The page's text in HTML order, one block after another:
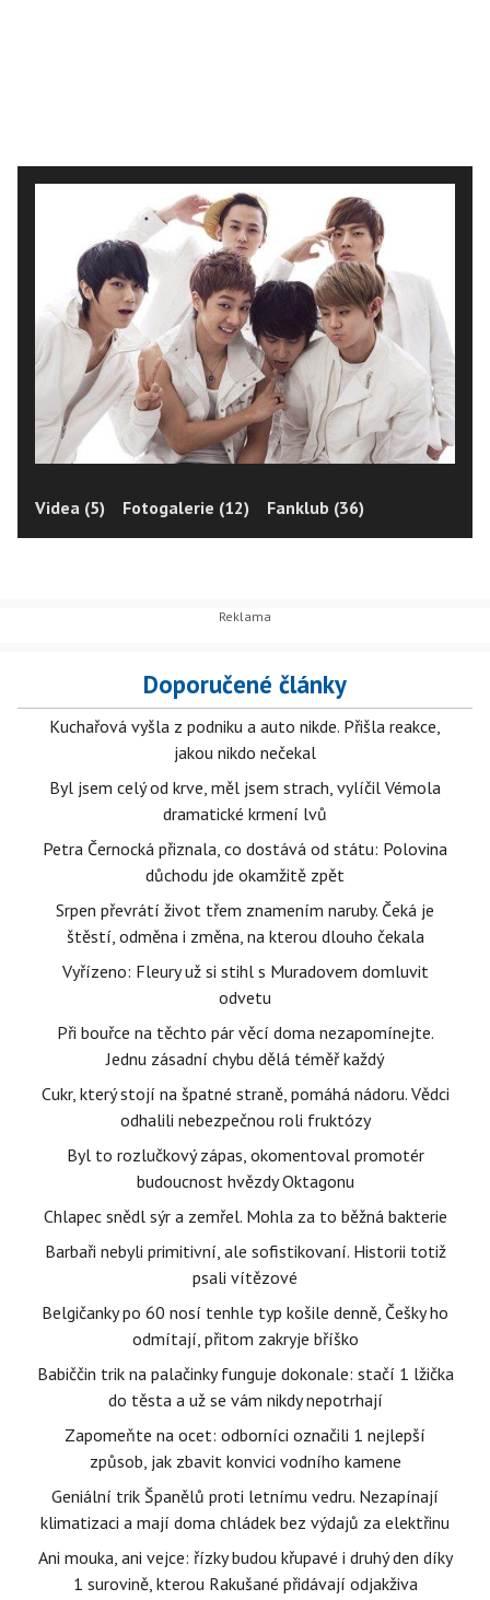
Videa (5) Fotogalerie (12) Fanklub (36)
Doporučené články
Kuchařová vyšla z podniku a auto nikde. Přišla reakce,
jakou nikdo nečekal
Byl jsem celý od krve, měl jsem strach, vylíčil Vémola
dramatické krmení lvů
Petra Černocká přiznala, co dostává od státu: Polovina
důchodu jde okamžitě zpět
Srpen převrátí život třem znamením naruby. Čeká je
štěstí, odměna i změna, na kterou dlouho čekala
Vyřízeno: Fleury už si stihl s Muradovem domluvit
odvetu
Při bouřce na těchto pár věcí doma nezapomínejte.
Jednu zásadní chybu dělá téměř každý
Cukr, který stojí na špatné straně, pomáhá nádoru. Vědci
odhalili nebezpečnou roli fruktózy
Byl to rozlučkový zápas, okomentoval promotér
budoucnost hvězdy Oktagonu
Chlapec snědl sýr a zemřel. Mohla za to běžná bakterie
Barbaři nebyli primitivní, ale sofistikovaní. Historii totiž
psali vítězové
Belgičanky po 60 nosí tenhle typ košile denně, Češky ho
odmítají, přitom zakryje bříško
Babiččin trik na palačinky funguje dokonale: stačí 1 lžička
do těsta a už se vám nikdy nepotrhají
Zapomeňte na ocet: odborníci označili 1 nejlepší
způsob, jak zbavit konvici vodního kamene
Geniální trik Španělů proti letnímu vedru. Nezapínají
klimatizaci a mají doma chládek bez výdajů za elektřinu
Ani mouka, ani vejce: řízky budou křupavé i druhý den díky
1 surovině, kterou Rakušané přidávají odjakživa